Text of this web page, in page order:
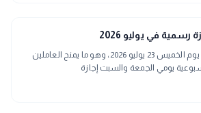
توافق إجازة ثورة 23 يوليو يوم الخميس 23 يوليو 2026، وهو ما يمنح العاملين
يومي الجمعة والسبت إجازة